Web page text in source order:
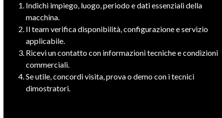
Indichi impiego, luogo, periodo e dati essenziali della
macchina.
Il team verifica disponibilità, configurazione e servizio
applicabile.
Ricevi un contatto con informazioni tecniche e condizioni
commerciali.
Se utile, concordi visita, prova o demo con i tecnici
dimostratori.